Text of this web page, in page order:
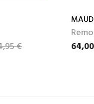
€ Prix
Prix